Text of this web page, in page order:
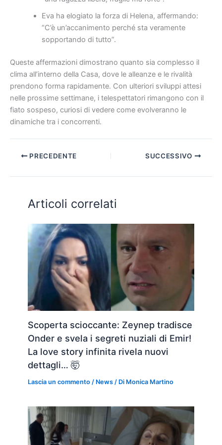
Eva ha elogiato la forza di Helena, affermando:
“C’è un’accanimento perché sta veramente
sopportando di tutto”.
Queste affermazioni dimostrano quanto sia complesso il
clima all’interno della Casa, dove le alleanze e le rivalità
prendono forma rapidamente. Con ulteriori sviluppi attesi
nelle prossime settimane, i telespettatori rimangono con il
fiato sospeso, curiosi di vedere come evolveranno le
dinamiche tra i concorrenti.
PRECEDENTE SUCCESSIVO
Articoli correlati
Scoperta scioccante: Zeynep tradisce
Onder e svela i segreti nuziali di Emir!
La love story infinita rivela nuovi
dettagli… 🤯
Lascia un commento / News / Di Monica Martino